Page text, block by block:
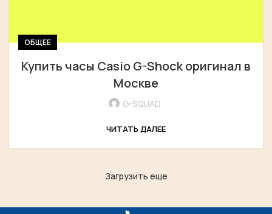
ОБЩЕЕ
Купить часы Casio G-Shock оригинал в
Москве
G-SQUAD
ЧИТАТЬ ДАЛЕЕ
Загрузить еще